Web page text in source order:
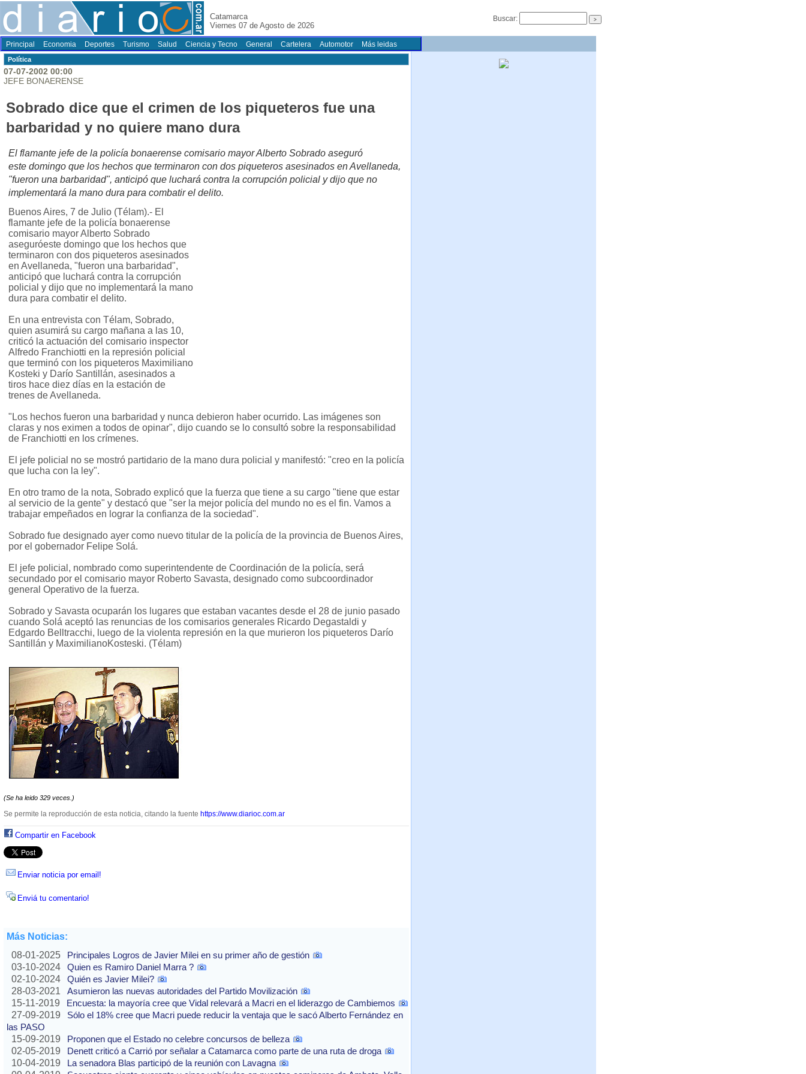
Catamarca
Viernes 07 de Agosto de 2026
Buscar:
Principal Economia Deportes Turismo Salud Ciencia y Tecno General Cartelera Automotor Más leidas
Polí­tica
07-07-2002 00:00
JEFE BONAERENSE
Sobrado dice que el crimen de los piqueteros fue una
barbaridad y no quiere mano dura
El flamante jefe de la policía bonaerense comisario mayor Alberto Sobrado aseguró
este domingo que los hechos que terminaron con dos piqueteros asesinados en Avellaneda,
"fueron una barbaridad", anticipó que luchará contra la corrupción policial y dijo que no
implementará la mano dura para combatir el delito.
Buenos Aires, 7 de Julio (Télam).- El
flamante jefe de la policía bonaerense
comisario mayor Alberto Sobrado
aseguróeste domingo que los hechos que
terminaron con dos piqueteros asesinados
en Avellaneda, "fueron una barbaridad",
anticipó que luchará contra la corrupción
policial y dijo que no implementará la mano
dura para combatir el delito.
En una entrevista con Télam, Sobrado,
quien asumirá su cargo mañana a las 10,
criticó la actuación del comisario inspector
Alfredo Franchiotti en la represión policial
que terminó con los piqueteros Maximiliano
Kosteki y Darío Santillán, asesinados a
tiros hace diez días en la estación de
trenes de Avellaneda.
"Los hechos fueron una barbaridad y nunca debieron haber ocurrido. Las imágenes son
claras y nos eximen a todos de opinar", dijo cuando se lo consultó sobre la responsabilidad
de Franchiotti en los crímenes.
El jefe policial no se mostró partidario de la mano dura policial y manifestó: "creo en la policía
que lucha con la ley".
En otro tramo de la nota, Sobrado explicó que la fuerza que tiene a su cargo "tiene que estar
al servicio de la gente" y destacó que "ser la mejor policía del mundo no es el fin. Vamos a
trabajar empeñados en lograr la confianza de la sociedad".
Sobrado fue designado ayer como nuevo titular de la policía de la provincia de Buenos Aires,
por el gobernador Felipe Solá.
El jefe policial, nombrado como superintendente de Coordinación de la policía, será
secundado por el comisario mayor Roberto Savasta, designado como subcoordinador
general Operativo de la fuerza.
Sobrado y Savasta ocuparán los lugares que estaban vacantes desde el 28 de junio pasado
cuando Solá aceptó las renuncias de los comisarios generales Ricardo Degastaldi y
Edgardo Belltracchi, luego de la violenta represión en la que murieron los piqueteros Darío
Santillán y MaximilianoKosteski. (Télam)
(Se ha leido 329 veces.)
Se permite la reproducción de esta noticia, citando la fuente https://www.diarioc.com.ar
Compartir en Facebook
Enviar noticia por email!
Enviá tu comentario!
Más Noticias:
08-01-2025
Principales Logros de Javier Milei en su primer año de gestión
03-10-2024
Quien es Ramiro Daniel Marra ?
02-10-2024
Quién es Javier Milei?
28-03-2021
Asumieron las nuevas autoridades del Partido Movilización
15-11-2019
Encuesta: la mayoría cree que Vidal relevará a Macri en el liderazgo de Cambiemos
27-09-2019
Sólo el 18% cree que Macri puede reducir la ventaja que le sacó Alberto Fernández en
las PASO
15-09-2019
Proponen que el Estado no celebre concursos de belleza
02-05-2019
Denett criticó a Carrió por señalar a Catamarca como parte de una ruta de droga
10-04-2019
La senadora Blas participó de la reunión con Lavagna